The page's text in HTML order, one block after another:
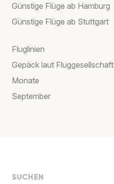
Günstige Flüge ab Hamburg
Günstige Flüge ab Stuttgart
Fluglinien
Gepäck laut Fluggesellschaft
Monate
September
SUCHEN